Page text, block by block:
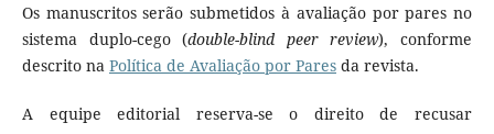
Os manuscritos serão submetidos à avaliação por pares no
sistema duplo-cego (double-blind peer review), conforme
descrito na Política de Avaliação por Paresda revista.
A equipe editorial reserva-se o direito de recusar